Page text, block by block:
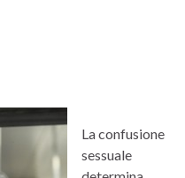
La confusione
sessuale